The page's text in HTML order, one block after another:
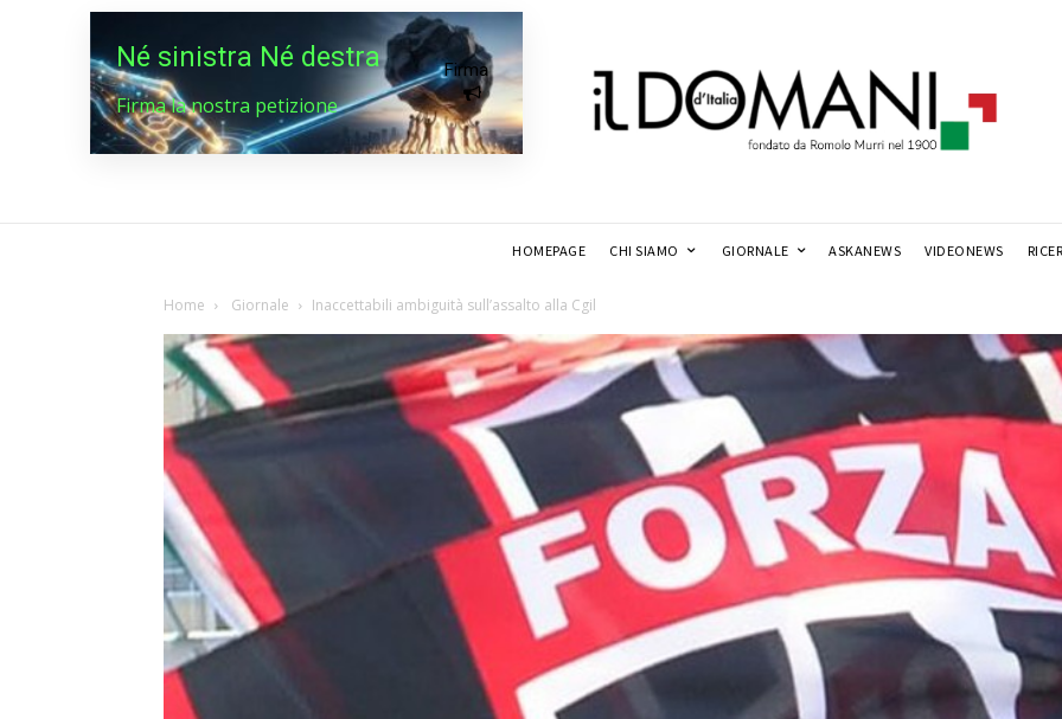
Né sinistra Né destra
Firma la nostra petizione
Firma
HOMEPAGE CHI SIAMO GIORNALE ASKANEWS VIDEONEWS
Home Giornale Inaccettabili ambiguità sull’assalto alla Cgil